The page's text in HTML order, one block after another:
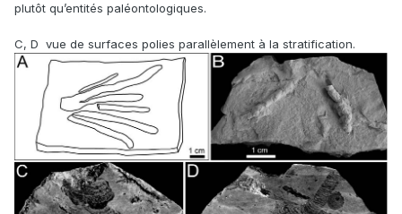
plutôt qu’entités paléontologiques.
C, D vue de surfaces polies parallèlement à la stratification.